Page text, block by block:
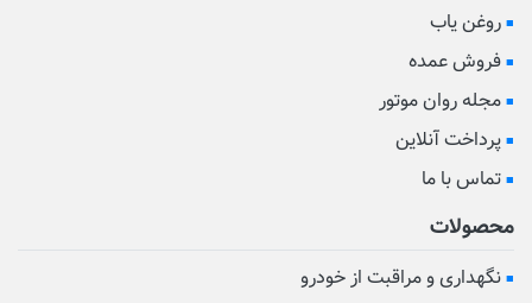
روغن یاب
فروش عمده
مجله روان موتور
پرداخت آنلاین
تماس با ما
محصولات
نگهداری و مراقبت از خودرو